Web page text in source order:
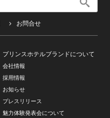
お問合せ
プリンスホテルブランドについて
会社情報
採用情報
お知らせ
プレスリリース
魅力体験発表会について